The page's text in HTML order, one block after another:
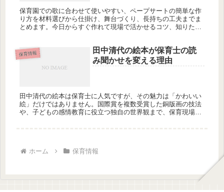
保育園での歌に合わせて使いやすい、ペープサートの簡単な作
り方を材料選びから仕掛け、舞台づくり、長持ちの工夫までま
とめます。今日からすぐ作れて現場で活かせるコツ、知りたく
保育情報
田中清代の絵本が保育士の読
み聞かせを変える理由
田中清代の絵本は保育士に人気ですが、その魅力は「かわいい
絵」だけではありません。国際賞を複数受賞した銅版画の技法
や、子どもの感情教育に役立つ独自の世界観まで、保育現場で
ホーム 保育情報